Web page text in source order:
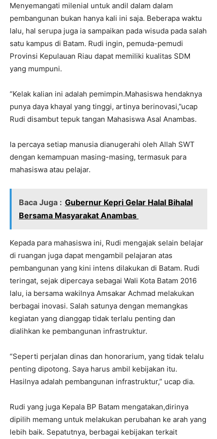
Menyemangati milenial untuk andil dalam dalam
pembangunan bukan hanya kali ini saja. Beberapa waktu
lalu, hal serupa juga ia sampaikan pada wisuda pada salah
satu kampus di Batam. Rudi ingin, pemuda-pemudi
Provinsi Kepulauan Riau dapat memiliki kualitas SDM
yang mumpuni.
“Kelak kalian ini adalah pemimpin.Mahasiswa hendaknya
punya daya khayal yang tinggi, artinya berinovasi,”ucap
Rudi disambut tepuk tangan Mahasiswa Asal Anambas.
Ia percaya setiap manusia dianugerahi oleh Allah SWT
dengan kemampuan masing-masing, termasuk para
mahasiswa atau pelajar.
Baca Juga : Gubernur Kepri Gelar Halal Bihalal
Bersama Masyarakat Anambas
Kepada para mahasiswa ini, Rudi mengajak selain belajar
di ruangan juga dapat mengambil pelajaran atas
pembangunan yang kini intens dilakukan di Batam. Rudi
teringat, sejak dipercaya sebagai Wali Kota Batam 2016
lalu, ia bersama wakilnya Amsakar Achmad melakukan
berbagai inovasi. Salah satunya dengan memangkas
kegiatan yang dianggap tidak terlalu penting dan
dialihkan ke pembangunan infrastruktur.
“Seperti perjalan dinas dan honorarium, yang tidak telalu
penting dipotong. Saya harus ambil kebijakan itu.
Hasilnya adalah pembangunan infrastruktur,” ucap dia.
Rudi yang juga Kepala BP Batam mengatakan,dirinya
dipilih memang untuk melakukan perubahan ke arah yang
lebih baik. Sepatutnya, berbagai kebijakan terkait